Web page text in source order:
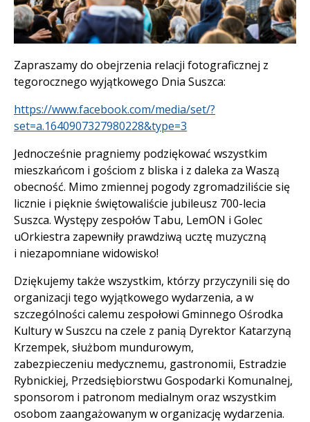
Treść
Zapraszamy do obejrzenia relacji fotograficznej z
tegorocznego wyjątkowego Dnia Suszca:
https://www.facebook.com/media/set/?
set=a.1640907327980228&type=3
Jednocześnie pragniemy podziękować wszystkim
mieszkańcom i gościom z bliska i z daleka za Waszą
obecność. Mimo zmiennej pogody zgromadziliście się
licznie i pięknie świętowaliście jubileusz 700-lecia
Suszca. Występy zespołów Tabu, LemON i Golec
uOrkiestra zapewniły prawdziwą ucztę muzyczną
i niezapomniane widowisko!
Dziękujemy także wszystkim, którzy przyczynili się do
organizacji tego wyjątkowego wydarzenia, a w
szczególności calemu zespołowi Gminnego Ośrodka
Kultury w Suszcu na czele z panią Dyrektor Katarzyną
Krzempek, służbom mundurowym,
zabezpieczeniu medycznemu, gastronomii, Estradzie
Rybnickiej, Przedsiębiorstwu Gospodarki Komunalnej,
sponsorom i patronom medialnym oraz wszystkim
osobom zaangażowanym w organizację wydarzenia.